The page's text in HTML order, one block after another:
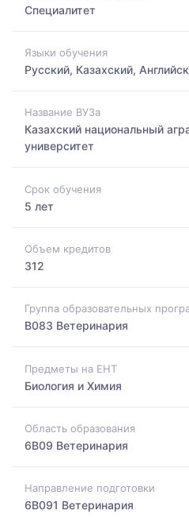
Специалитет
Языки обучения
Русский, Казахский,
Название ВУЗа
Казахский национальный
университет
Срок обучения
5 лет
Объем кредитов
312
Группа образовательных
B083 Ветеринария
Предметы на ЕНТ
Биология и Химия
Область образования
6B09 Ветеринария
Направление подготовки
6B091 Ветеринария